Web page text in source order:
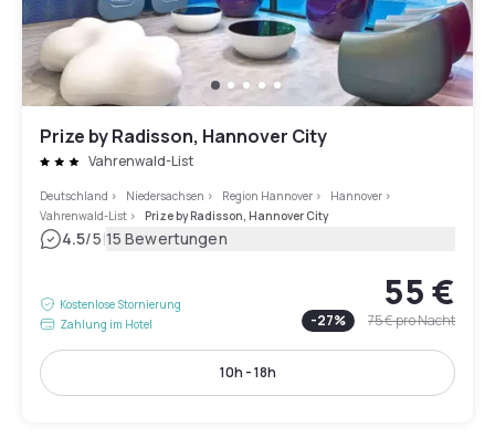
Prize by Radisson, Hannover City
Vahrenwald-List
Deutschland > Niedersachsen > Region Hannover > Hannover >
Vahrenwald-List > Prize by Radisson, Hannover City
4.5/5|15 Bewertungen
Kostenlose Stornierung
Zahlung im Hotel
55 €
-27% 75 €pro Nacht
10h - 18h